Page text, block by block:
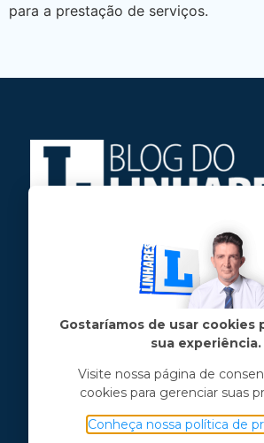
para a prestação de serviços.
Jose Linhares Jr é
Formado em Jornalismo,
e tem pós-graduações em
e marketing político.
Menu principal
Gostaríamos de usar cookies
sua experiência.
Visite nossa página de
cookies para gerenciar suas
Conheça nossa política de